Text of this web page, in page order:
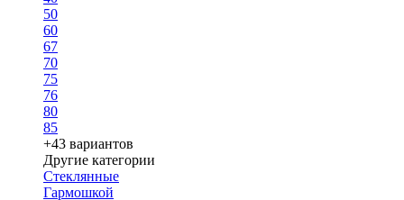
50
60
67
70
75
76
80
85
+43 вариантов
Другие категории
Стеклянные
Гармошкой